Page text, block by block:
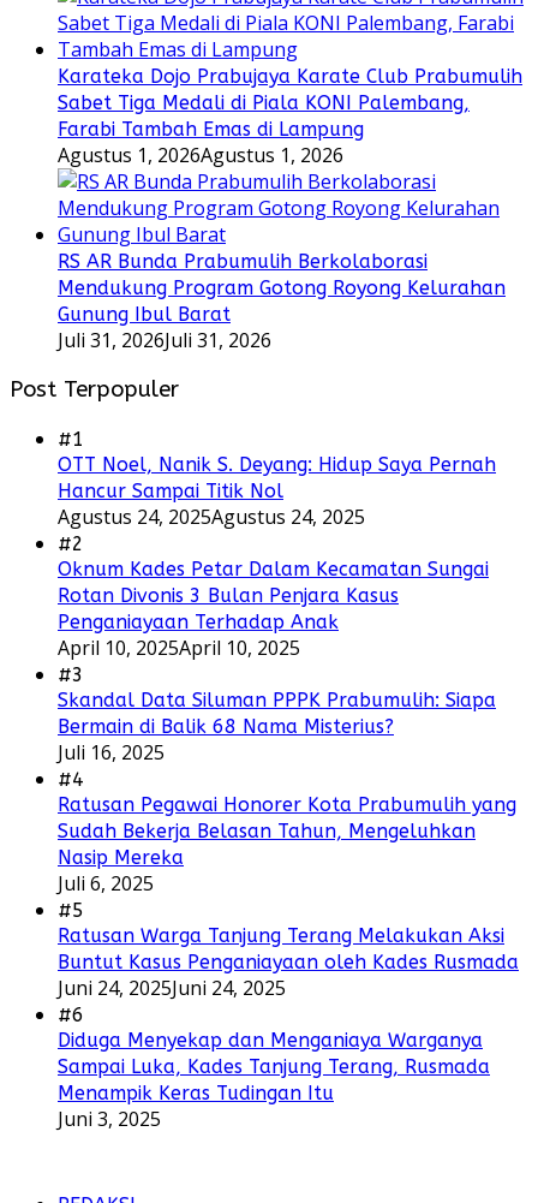
Karateka Dojo Prabujaya Karate Club Prabumulih
Sabet Tiga Medali di Piala KONI Palembang,
Farabi Tambah Emas di Lampung
Agustus 1, 2026Agustus 1, 2026
RS AR Bunda Prabumulih Berkolaborasi
Mendukung Program Gotong Royong Kelurahan
Gunung Ibul Barat
Juli 31, 2026Juli 31, 2026
Post Terpopuler
#1
OTT Noel, Nanik S. Deyang: Hidup Saya Pernah
Hancur Sampai Titik Nol
Agustus 24, 2025Agustus 24, 2025
#2
Oknum Kades Petar Dalam Kecamatan Sungai
Rotan Divonis 3 Bulan Penjara Kasus
Penganiayaan Terhadap Anak
April 10, 2025April 10, 2025
#3
Skandal Data Siluman PPPK Prabumulih: Siapa
Bermain di Balik 68 Nama Misterius?
Juli 16, 2025
#4
Ratusan Pegawai Honorer Kota Prabumulih yang
Sudah Bekerja Belasan Tahun, Mengeluhkan
Nasip Mereka
Juli 6, 2025
#5
Ratusan Warga Tanjung Terang Melakukan Aksi
Buntut Kasus Penganiayaan oleh Kades Rusmada
Juni 24, 2025Juni 24, 2025
#6
Diduga Menyekap dan Menganiaya Warganya
Sampai Luka, Kades Tanjung Terang, Rusmada
Menampik Keras Tudingan Itu
Juni 3, 2025